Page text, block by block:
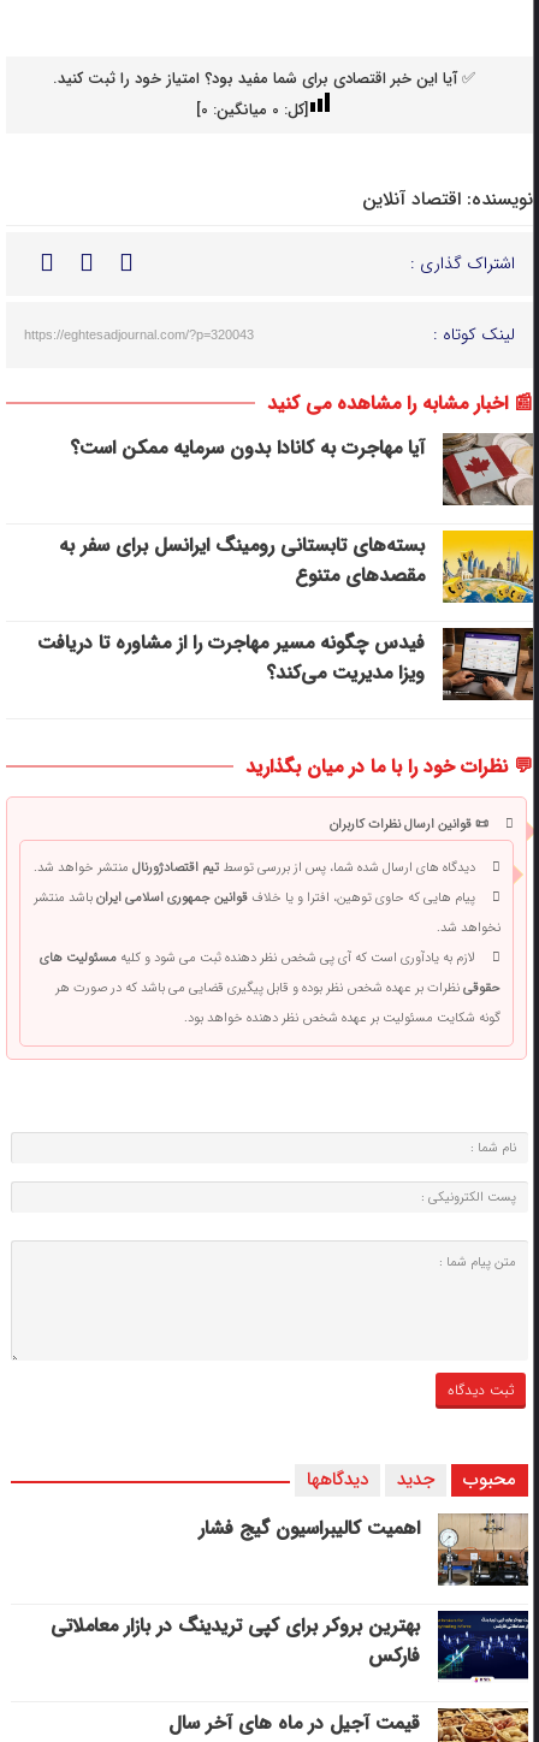
✅ آیا این خبر اقتصادی برای شما مفید بود؟ امتیاز خود را ثبت کنید.
[کل: 0میانگین: 0
]
نویسنده: اقتصاد آنلاین
اشتراک گذاری :
لینک کوتاه : https://eghtesadjournal.com/?p=320043
📰 اخبار مشابه را مشاهده می کنید
آیا مهاجرت به کانادا بدون سرمایه ممکن است؟
بسته‌های تابستانی رومینگ ایرانسل برای سفر به
مقصدهای متنوع
فیدس چگونه مسیر مهاجرت را از مشاوره تا دریافت
ویزا مدیریت می‌کند؟
💬 نظرات خود را با ما در میان بگذارید
📜 قوانین ارسال نظرات کاربران
دیدگاه های ارسال شده شما، پس از بررسی توسطتیم اقتصادژورنالمنتشر خواهد شد.
پیام هایی که حاوی توهین، افترا و یا خلافقوانین جمهوری اسلامی ایرانباشد منتشر
نخواهد شد.
لازم به یادآوری است که آی پی شخص نظر دهنده ثبت می شود و کلیهمسئولیت های
حقوقینظرات بر عهده شخص نظر بوده و قابل پیگیری قضایی می باشد که در صورت هر
گونه شکایت مسئولیت بر عهده شخص نظر دهنده خواهد بود.
محبوب جدید دیدگاهها
اهمیت کالیبراسیون گیج فشار
بهترین بروکر برای کپی‌ تریدینگ در بازار معاملاتی
فارکس
قیمت آجیل در ماه های آخر سال